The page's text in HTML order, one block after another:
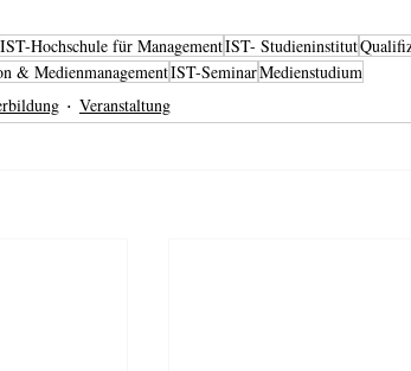
IST-Hochschule für ManagementIST- Studieninstitut
& MedienmanagementIST-SeminarMedienstudium
Veranstaltung